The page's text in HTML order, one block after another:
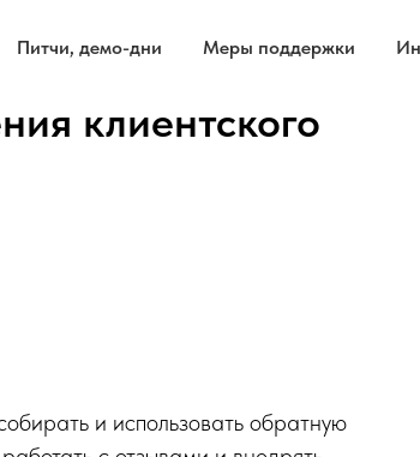
Питчи, демо-дни Меры поддержки
клиентского
и использовать обратную